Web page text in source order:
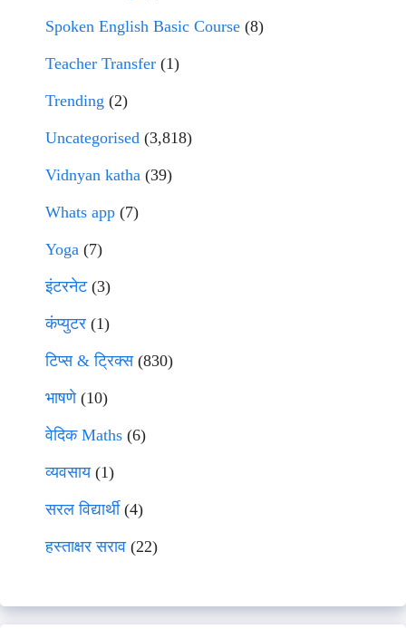
Spoken English Basic Course (8)
Teacher Transfer (1)
Trending (2)
Uncategorised (3,818)
Vidnyan katha (39)
Whats app (7)
Yoga (7)
इंटरनेट(3)
कंप्युटर (1)
टिप्स & ट्रिक्स(830)
भाषणे(10)
वेदिक Maths (6)
व्यवसाय(1)
सरल विद्यार्थी(4)
हस्ताक्षर सराव (22)